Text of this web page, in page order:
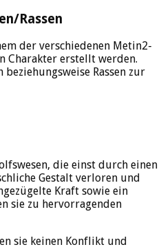
Rassen
der verschiedenen Metin2-
Charakter erstellt werden.
Rassen zur
die einst durch einen
Gestalt verloren und
Kraft sowie ein
sie zu hervorragenden
sie keinen Konflikt und